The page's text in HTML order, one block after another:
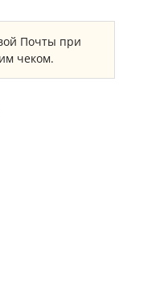
Почты при
чеком.